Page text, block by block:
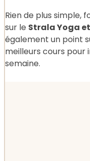
Rien de plus simple,
sur le Strala Yoga
également un point
meilleurs cours
semaine.